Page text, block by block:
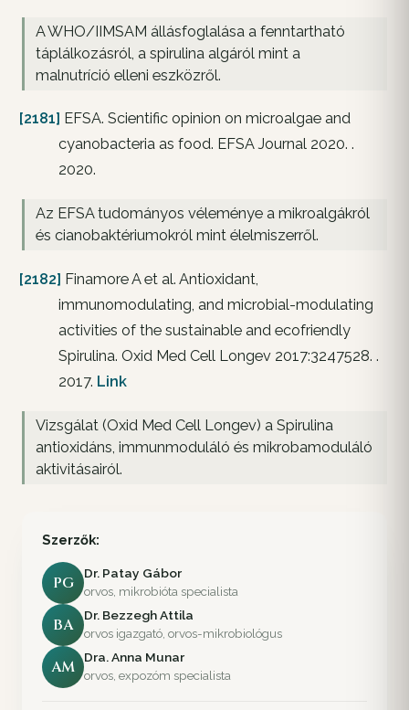
A WHO/IIMSAM állásfoglalása a fenntartható
táplálkozásról, a spirulina algáról mint a
malnutríció elleni eszközről.
[2181] EFSA. Scientific opinion on microalgae and
cyanobacteria as food. EFSA Journal 2020. .
2020.
Az EFSA tudományos véleménye a mikroalgákról
és cianobaktériumokról mint élelmiszerről.
[2182] Finamore A et al. Antioxidant,
immunomodulating, and microbial-modulating
activities of the sustainable and ecofriendly
Spirulina. Oxid Med Cell Longev 2017:3247528. .
2017. Link
Vizsgálat (Oxid Med Cell Longev) a Spirulina
antioxidáns, immunmoduláló és mikrobamoduláló
aktivitásairól.
Szerzők:
PG
Dr. Patay Gábor
orvos, mikrobióta specialista
BA
Dr. Bezzegh Attila
orvos igazgató, orvos-mikrobiológus
AM
Dra. Anna Munar
orvos, expozóm specialista